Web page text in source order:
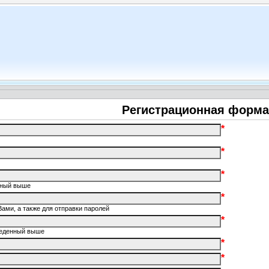
Регистрационная форма
*
*
*
выше
*
а также для отправки паролей
*
выше
*
*